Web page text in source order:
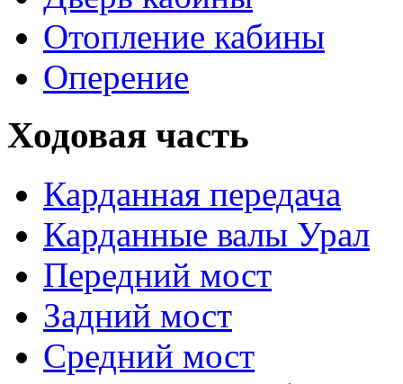
Отопление кабины
Оперение
Ходовая часть
Карданная передача
Карданные валы Урал
Передний мост
Задний мост
Средний мост